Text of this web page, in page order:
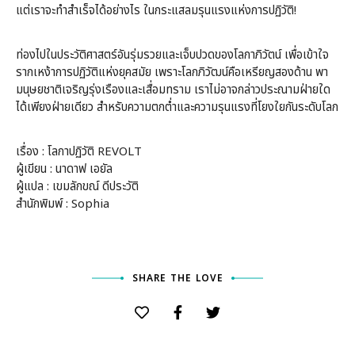
แต่เราจะทำสำเร็จได้อย่างไร ในกระแสลมรุนแรงแห่งการปฏิวัติ!
ท่องไปในประวัติศาสตร์อันรุ่มรวยและเจ็บปวดของโลกาภิวัตน์ เพื่อเข้าใจ
รากเหง้าการปฏิวัติแห่งยุคสมัย เพราะโลกภิวัฒน์คือเหรียญสองด้าน พา
มนุษยชาติเจริญรุ่งเรืองและเสื่อมทราม เราไม่อาจกล่าวประณามฝ่ายใด
ได้เพียงฝ่ายเดียว สำหรับความตกต่ำและความรุนแรงที่โยงใยกันระดับโลก
เรื่อง : โลกาปฏิวัติ REVOLT
ผู้เขียน : นาดาฟ เอยัล
ผู้แปล : เขมลักขณ์ ดีประวัติ
สำนักพิมพ์ : Sophia
SHARE THE LOVE